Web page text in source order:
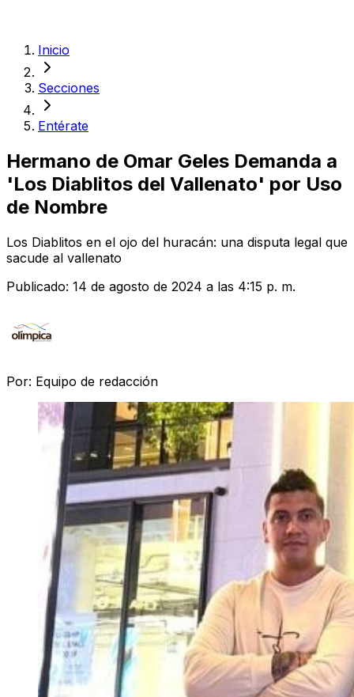
Inicio
Secciones
Entérate
Hermano de Omar Geles Demanda a
'Los Diablitos del Vallenato' por Uso
de Nombre
Los Diablitos en el ojo del huracán: una disputa legal que
sacude al vallenato
Publicado: 14 de agosto de 2024 a las 4:15 p. m.
Por: Equipo de redacción